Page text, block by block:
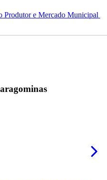
Produtor e Mercado Municipal